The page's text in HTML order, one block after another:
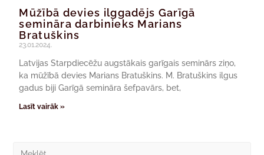
Mūžībā devies ilggadējs Garīgā
semināra darbinieks Marians
Bratuškins
23.01.2024.
Latvijas Starpdiecēžu augstākais garīgais seminārs ziņo,
ka mūžībā devies Marians Bratuškins. M. Bratuškins ilgus
gadus biji Garīgā semināra šefpavārs, bet,
Lasīt vairāk »